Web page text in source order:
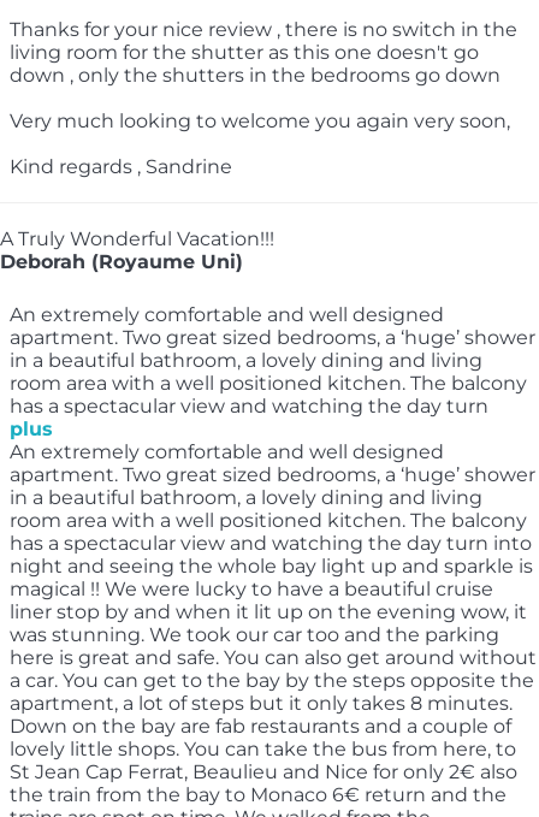
Thanks for your nice review , there is no switch in the
living room for the shutter as this one doesn't go
down , only the shutters in the bedrooms go down
Very much looking to welcome you again very soon,
Kind regards , Sandrine
A Truly Wonderful Vacation!!!
Deborah (Royaume Uni)
An extremely comfortable and well designed
apartment. Two great sized bedrooms, a ‘huge’ shower
in a beautiful bathroom, a lovely dining and living
room area with a well positioned kitchen. The balcony
has a spectacular view and watching the day turn
plus
An extremely comfortable and well designed
apartment. Two great sized bedrooms, a ‘huge’ shower
in a beautiful bathroom, a lovely dining and living
room area with a well positioned kitchen. The balcony
has a spectacular view and watching the day turn into
night and seeing the whole bay light up and sparkle is
magical !! We were lucky to have a beautiful cruise
liner stop by and when it lit up on the evening wow, it
was stunning. We took our car too and the parking
here is great and safe. You can also get around without
a car. You can get to the bay by the steps opposite the
apartment, a lot of steps but it only takes 8 minutes.
Down on the bay are fab restaurants and a couple of
lovely little shops. You can take the bus from here, to
St Jean Cap Ferrat, Beaulieu and Nice for only 2€ also
the train from the bay to Monaco 6€ return and the